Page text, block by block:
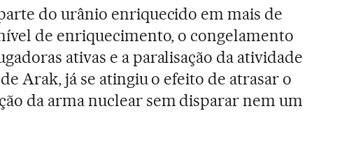
do urânio enriquecido em mais de
de enriquecimento, o congelamento
ativas e a paralisação da atividade
Arak, já se atingiu o efeito de atrasar o
da arma nuclear sem disparar nem um